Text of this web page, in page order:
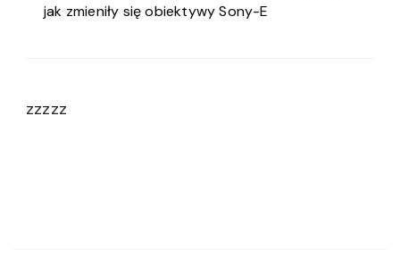
jak zmieniły się obiektywy Sony-E
zzzzz